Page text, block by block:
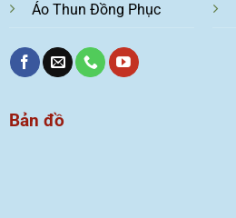
Áo Thun Đồng Phục
Bản đồ